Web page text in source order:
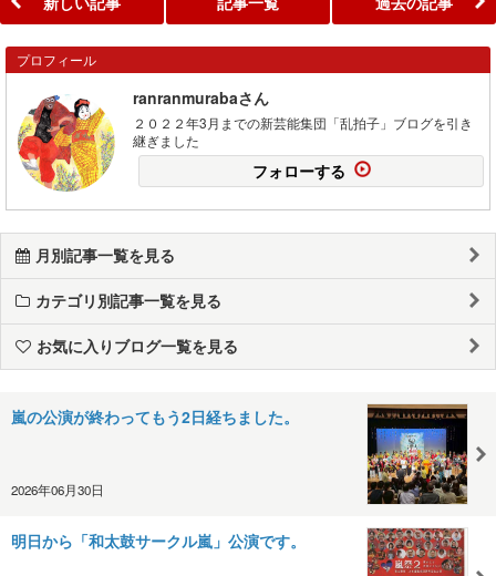
プロフィール
ranranmurabaさん
２０２２年3月までの新芸能集団「乱拍子」ブログを引き
継ぎました
フォローする
月別記事一覧を見る
カテゴリ別記事一覧を見る
お気に入りブログ一覧を見る
嵐の公演が終わってもう2日経ちました。
2026年06月30日
明日から「和太鼓サークル嵐」公演です。